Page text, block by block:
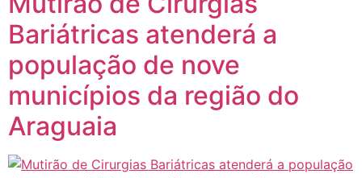
Bariátricas atenderá a
população de nove
municípios da região do
Araguaia